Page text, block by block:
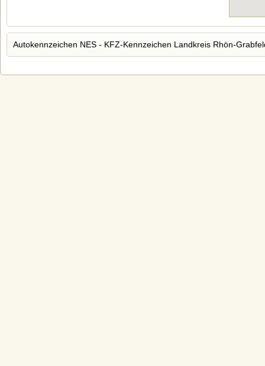
Autokennzeichen NES - KFZ-Kennzeichen Landkreis Rhön-